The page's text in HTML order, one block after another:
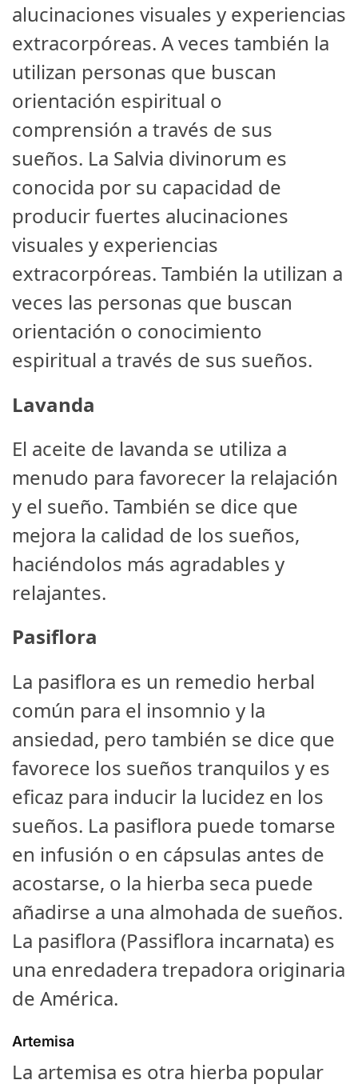
alucinaciones visuales y experiencias
extracorpóreas. A veces también la
utilizan personas que buscan
orientación espiritual o
comprensión a través de sus
sueños. La Salvia divinorum es
conocida por su capacidad de
producir fuertes alucinaciones
visuales y experiencias
extracorpóreas. También la utilizan a
veces las personas que buscan
orientación o conocimiento
espiritual a través de sus sueños.
Lavanda
El aceite de lavanda se utiliza a
menudo para favorecer la relajación
y el sueño. También se dice que
mejora la calidad de los sueños,
haciéndolos más agradables y
relajantes.
Pasiflora
La pasiflora es un remedio herbal
común para el insomnio y la
ansiedad, pero también se dice que
favorece los sueños tranquilos y es
eficaz para inducir la lucidez en los
sueños. La pasiflora puede tomarse
en infusión o en cápsulas antes de
acostarse, o la hierba seca puede
añadirse a una almohada de sueños.
La pasiflora (Passiflora incarnata) es
una enredadera trepadora originaria
de América.
Artemisa
La artemisa es otra hierba popular